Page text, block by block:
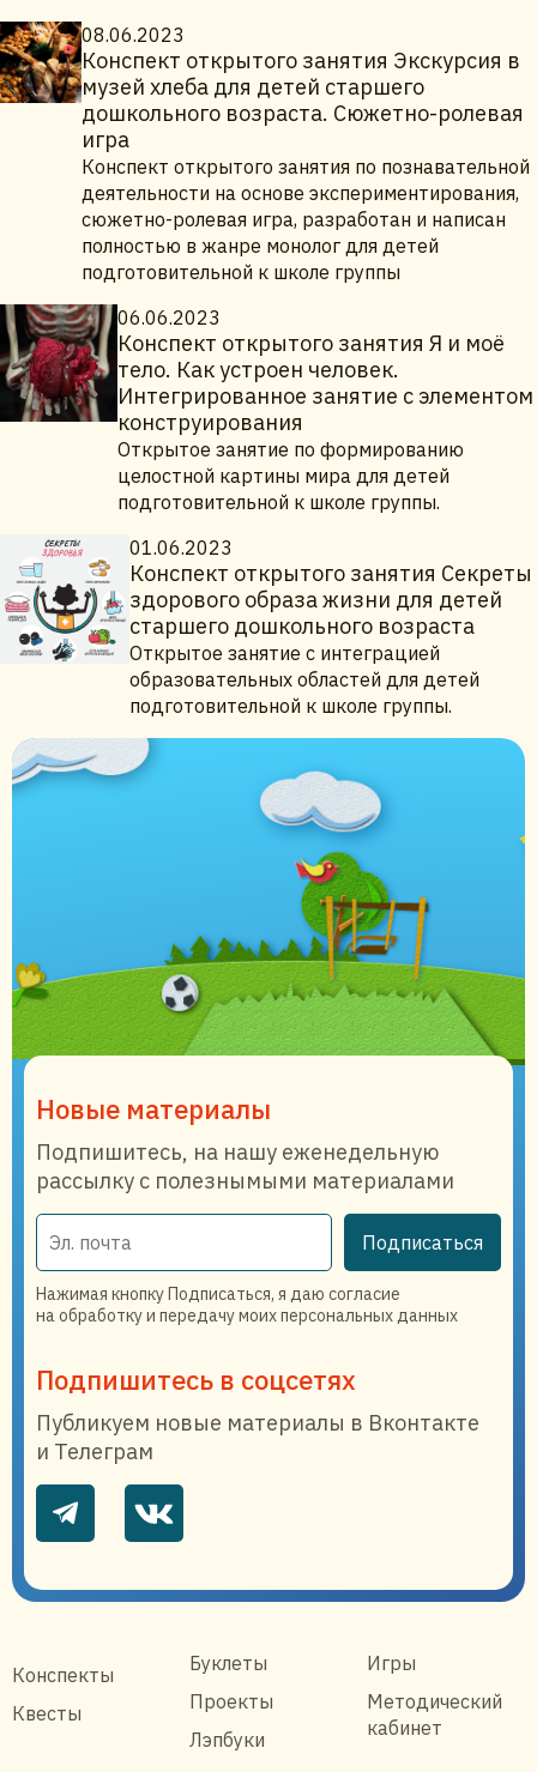
08.06.2023
Конспект открытого занятия Экскурсия в
музей хлеба для детей старшего
дошкольного возраста. Сюжетно-ролевая
игра
Конспект открытого занятия по познавательной
деятельности на основе экспериментирования,
сюжетно-ролевая игра, разработан и написан
полностью в жанре монолог для детей
подготовительной к школе группы
06.06.2023
Конспект открытого занятия Я и моё
тело. Как устроен человек.
Интегрированное занятие с элементом
конструирования
Открытое занятие по формированию
целостной картины мира для детей
подготовительной к школе группы.
01.06.2023
Конспект открытого занятия Секреты
здорового образа жизни для детей
старшего дошкольного возраста
Открытое занятие с интеграцией
образовательных областей для детей
подготовительной к школе группы.
Новые материалы
Подпишитесь, на нашу еженедельную
рассылку с полезнымыми материалами
Подписаться
Нажимая кнопку Подписаться, я даю согласие
на обработку и передачу моих персональных данных
Подпишитесь в соцсетях
Публикуем новые материалы в Вконтакте
и Телеграм
Конспекты
Квесты
Буклеты
Проекты
Лэпбуки
Игры
Методический
кабинет